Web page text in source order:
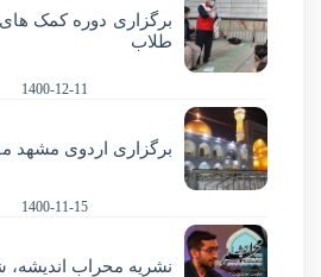
برگزاری دوره کمک های
طلاب
1400-12-11
برگزاری اردوی مشهد
1400-11-15
نشریه محراب اندیشه،